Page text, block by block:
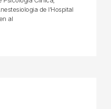
de l’Hospital
al